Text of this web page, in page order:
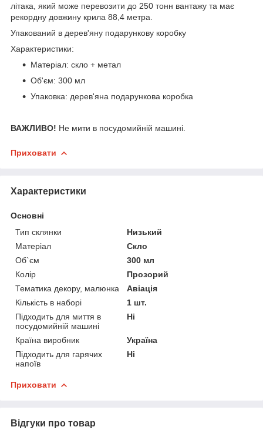
літака, який може перевозити до 250 тонн вантажу та має
рекордну довжину крила 88,4 метра.
Упакований в дерев'яну подарункову коробку
Характеристики:
Матеріал: скло + метал
Об'єм: 300 мл
Упаковка: дерев'яна подарункова коробка
ВАЖЛИВО! Не мити в посудомийній машині.
Приховати
Характеристики
Основні
Тип склянки
Низький
Матеріал
Скло
Об`єм
300 мл
Колір
Прозорий
Тематика декору, малюнка
Авіація
Кількість в наборі
1 шт.
Підходить для миття в
посудомийній машині
Ні
Країна виробник
Україна
Підходить для гарячих
напоїв
Ні
Приховати
Відгуки про товар